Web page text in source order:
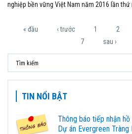
nghiệp bền vững Việt Nam năm 2016 lần thứ
Trang« đầu ‹ trước 1 2
7
sau ›
TIN NỔI BẬT
Thông báo tiếp nhận
Dự án Evergreen